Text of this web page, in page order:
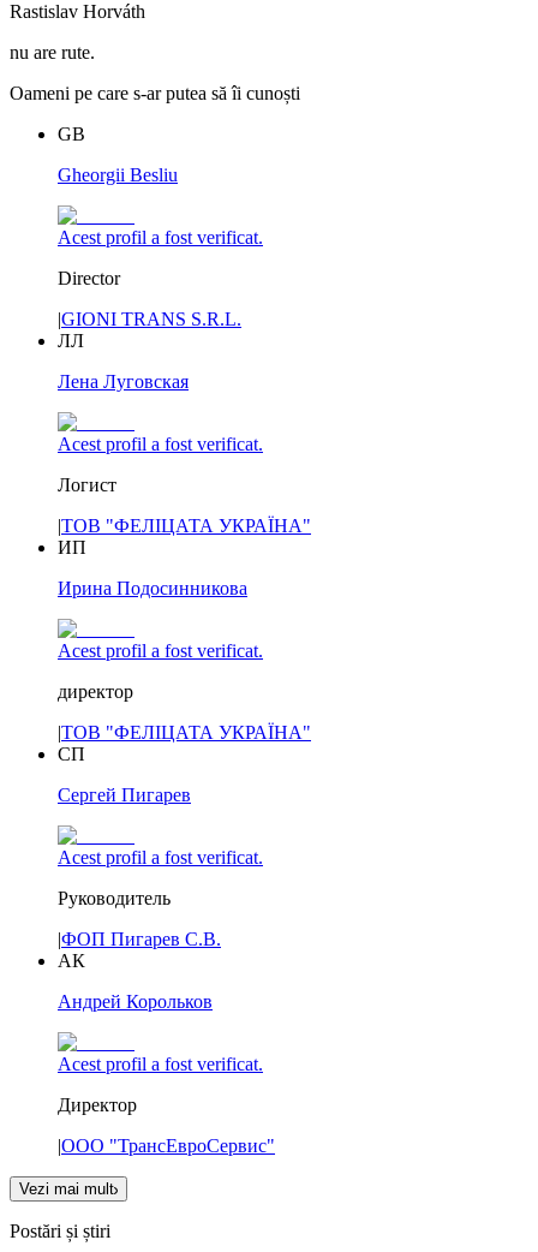
Rastislav Horváth
nu are rute.
Oameni pe care s-ar putea să îi cunoști
GB
Gheorgii Besliu
Acest profil a fost verificat.
Director
|GIONI TRANS S.R.L.
ЛЛ
Лена Луговская
Acest profil a fost verificat.
Логист
|ТОВ "ФЕЛІЦАТА УКРАЇНА"
ИП
Ирина Подосинникова
Acest profil a fost verificat.
директор
|ТОВ "ФЕЛІЦАТА УКРАЇНА"
СП
Сергей Пигарев
Acest profil a fost verificat.
Руководитель
|ФОП Пигарев С.В.
АК
Андрей Корольков
Acest profil a fost verificat.
Директор
|ООО "ТрансЕвроСервис"
Vezi mai mult
Postări și știri